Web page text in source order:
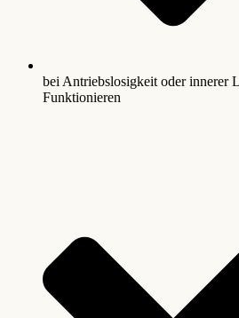
bei Antriebslosigkeit oder innerer
Funktionieren